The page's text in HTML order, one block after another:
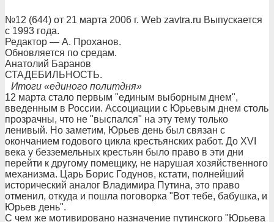
№12 (644) от 21 марта 2006 г. Web zavtra.ru Выпускается
с 1993 года.
Редактор — А. Проханов.
Обновляется по средам.
Анатолий Баранов
СТАДЕБИЛЬНОСТЬ.
Итоги «единого политдня»
12 марта стало первым "единым выборным днем",
введенным в России. Ассоциации с Юрьевым днем столь
прозрачны, что не "выспался" на эту тему только
ленивый. Но заметим, Юрьев день был связан с
окончанием годового цикла крестьянских работ. До XVI
века у безземельных крестьян было право в эти дни
перейти к другому помещику, не нарушая хозяйственного
механизма. Царь Борис Годунов, кстати, полнейший
исторический аналог Владимира Путина, это право
отменил, откуда и пошла поговорка "Вот тебе, бабушка, и
Юрьев день".
С чем же мотивировано назначение путинского "Юрьева